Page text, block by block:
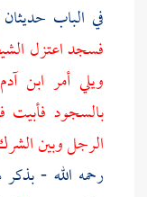
في الباب
فسجد اعتزل
ويلي أمر ابن
بالسجود فأبيت
الرجل وبين
رحمه الله -